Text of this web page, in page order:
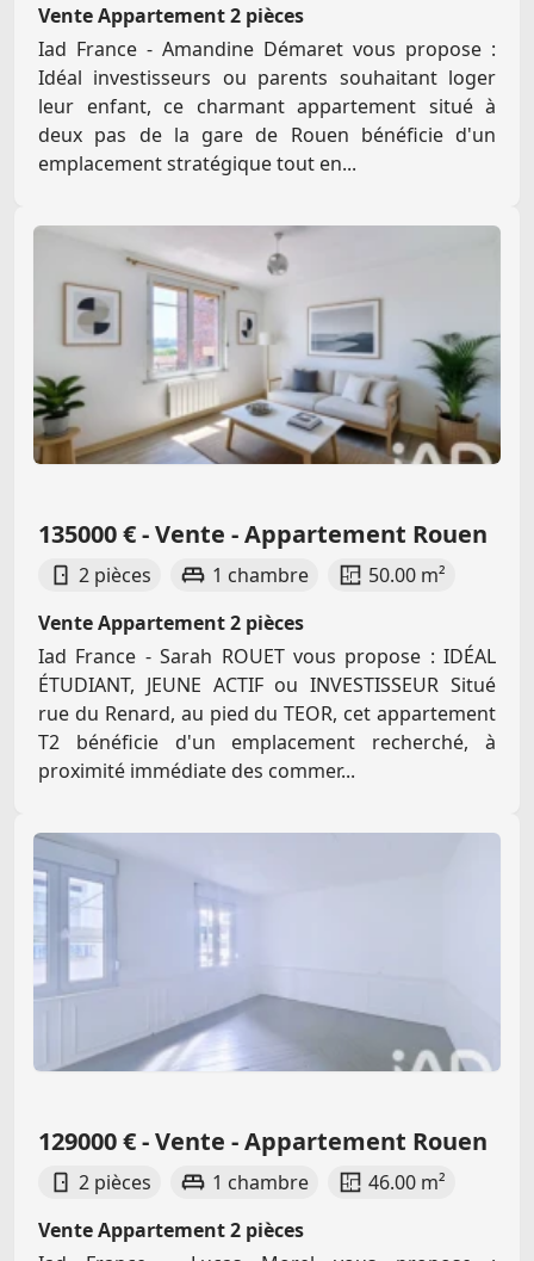
Vente Appartement 2 pièces
Iad France - Amandine Démaret vous propose :
Idéal investisseurs ou parents souhaitant loger
leur enfant, ce charmant appartement situé à
deux pas de la gare de Rouen bénéficie d'un
emplacement stratégique tout en...
135000 € - Vente - Appartement Rouen
2 pièces 1 chambre
50.00 m²
Vente Appartement 2 pièces
Iad France - Sarah ROUET vous propose : IDÉAL
ÉTUDIANT, JEUNE ACTIF ou INVESTISSEUR Situé
rue du Renard, au pied du TEOR, cet appartement
T2 bénéficie d'un emplacement recherché, à
proximité immédiate des commer...
129000 € - Vente - Appartement Rouen
2 pièces 1 chambre
46.00 m²
Vente Appartement 2 pièces